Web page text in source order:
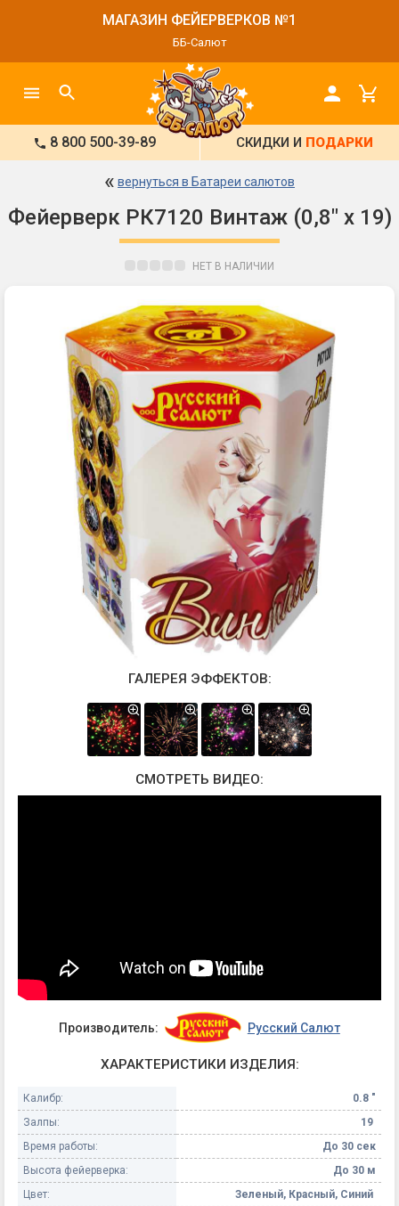
МАГАЗИН ФЕЙЕРВЕРКОВ №1
ББ-Салют
8 800 500-39-89 СКИДКИ И ПОДАРКИ
« вернуться в Батареи салютов
Фейерверк РК7120 Винтаж (0,8" х 19)
НЕТ В НАЛИЧИИ
ГАЛЕРЕЯ ЭФФЕКТОВ:
СМОТРЕТЬ ВИДЕО:
Производитель: Русский Салют
ХАРАКТЕРИСТИКИ ИЗДЕЛИЯ:
Калибр:
0.8 "
Залпы:
19
Время работы:
До 30 сек
Высота фейерверка:
До 30 м
Цвет:
Зеленый, Красный, Синий